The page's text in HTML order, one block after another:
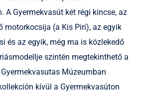
A Gyermekvasút két régi kincse, az
motorkocsija (a Kis Piri), az egyik
és az egyik, még ma is közlekedő
szintén megtekinthető a
Múzeumban
kívül a Gyermekvasúton